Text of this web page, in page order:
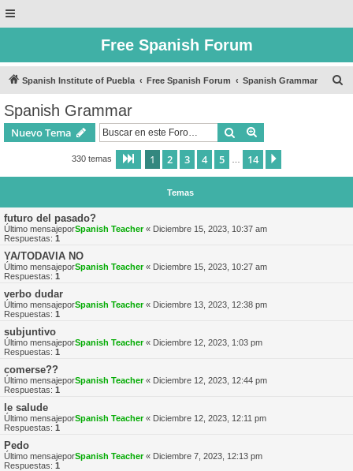
Free Spanish Forum
Spanish Institute of Puebla Free Spanish Forum Spanish Grammar
Spanish Grammar
Nuevo Tema Buscar
330 temas Página de 14
1 2 3 4 5 14
Temas
futuro del pasado?
Último mensajeporSpanish Teacher« Diciembre 15, 2023, 10:37 am
Respuestas: 1
YA/TODAVIA NO
Último mensajeporSpanish Teacher« Diciembre 15, 2023, 10:27 am
Respuestas: 1
verbo dudar
Último mensajeporSpanish Teacher« Diciembre 13, 2023, 12:38 pm
Respuestas: 1
subjuntivo
Último mensajeporSpanish Teacher« Diciembre 12, 2023, 1:03 pm
Respuestas: 1
comerse??
Último mensajeporSpanish Teacher« Diciembre 12, 2023, 12:44 pm
Respuestas: 1
le salude
Último mensajeporSpanish Teacher« Diciembre 12, 2023, 12:11 pm
Respuestas: 1
Pedo
Último mensajeporSpanish Teacher« Diciembre 7, 2023, 12:13 pm
Respuestas: 1